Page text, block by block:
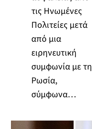
τις Ηνωμένες
Πολιτείες μετά
από μια
ειρηνευτική
συμφωνία με τη
Ρωσία,
σύμφωνα…